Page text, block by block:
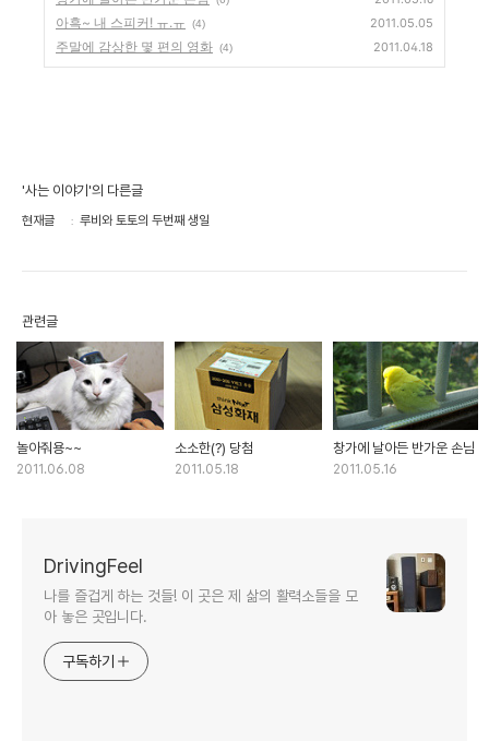
아흑~ 내 스피커! ㅠ.ㅠ (4) 2011.05.05
주말에 감상한 몇 편의 영화 (4) 2011.04.18
'사는 이야기'의 다른글
현재글 루비와 토토의 두번째 생일
관련글
놀아줘용~~
2011.06.08
소소한(?) 당첨
2011.05.18
창가에 날아든 반가운 손님
2011.05.16
DrivingFeel
나를 즐겁게 하는 것들! 이 곳은 제 삶의 활력소들을 모
아 놓은 곳입니다.
구독하기